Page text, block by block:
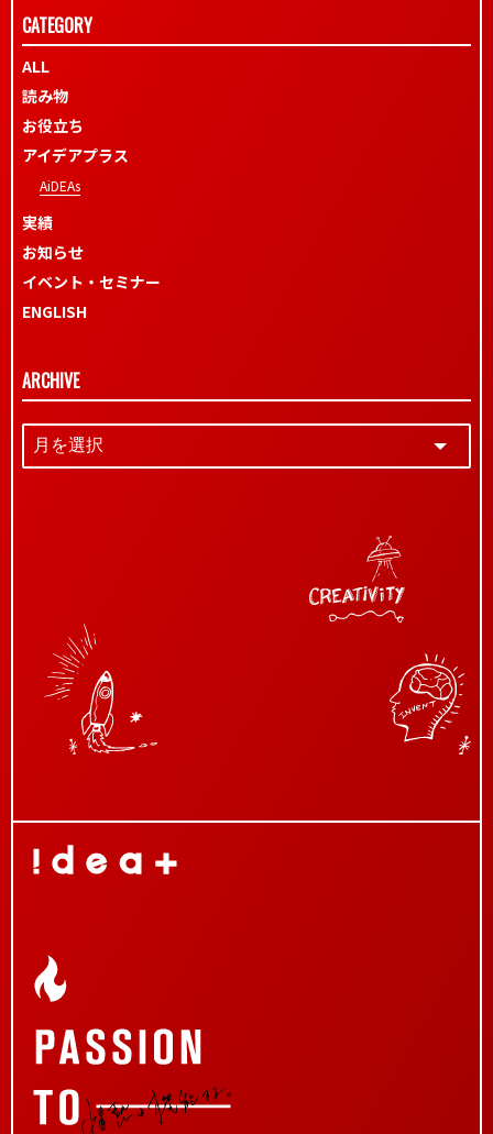
CATEGORY
ALL
読み物
お役立ち
アイデアプラス
AiDEAs
実績
お知らせ
イベント・セミナー
ENGLISH
ARCHIVE